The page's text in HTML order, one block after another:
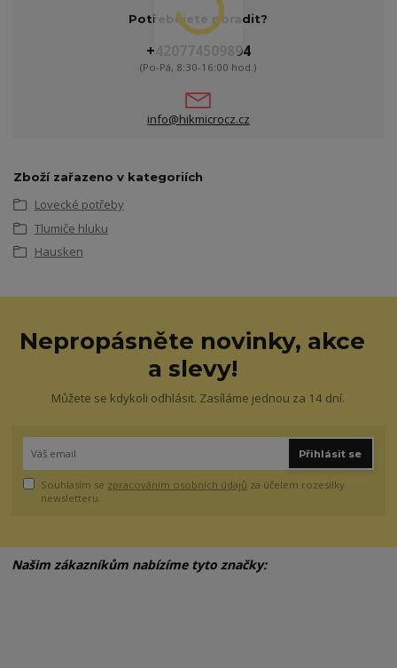
Potřebujete poradit?
+420774509894
(Po-Pá, 8:30-16:00 hod.)
info@hikmicrocz.cz
Zboží zařazeno v kategoriích
Lovecké potřeby
Tlumiče hluku
Hausken
Nepropásněte novinky, akce
a slevy!
Můžete se kdykoli odhlásit. Zasíláme jednou za 14 dní.
Přihlásit se
Souhlasím se zpracováním osobních údajů za účelem rozesílky
newsletteru.
Našim zákazníkům nabízíme tyto značky: